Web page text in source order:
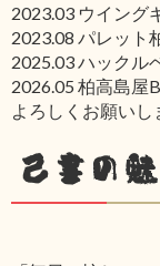
2023.03 ウイング
2023.08 パレット
2025.03 ハックル
2026.05 柏高島屋
よろしくお願いし
己書の